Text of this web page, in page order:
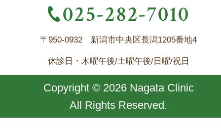
025-282-7010
〒950-0932 新潟市中央区長潟1205番地4
休診日・木曜午後/土曜午後/日曜/祝日
Copyright © 2026 Nagata Clinic
All Rights Reserved.